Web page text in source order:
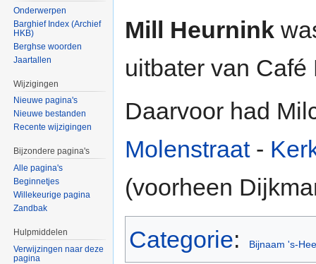
Mill Heurnink
uitbater van
Daarvoor had
Molenstraat-
(voorheen
Categorie: Bijnaam 's-
Onderwerpen
Barghief Index (Archief
HKB)
Berghse woorden
Jaartallen
Wijzigingen
Nieuwe pagina's
Nieuwe bestanden
Recente wijzigingen
Bijzondere pagina's
Alle pagina's
Beginnetjes
Willekeurige pagina
Zandbak
Hulpmiddelen
Verwijzingen naar deze
pagina